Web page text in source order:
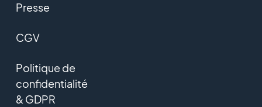
Presse
CGV
Politique de
confidentialité
& GDPR